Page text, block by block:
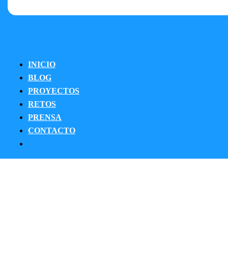
INICIO
BLOG
PROYECTOS
RETOS
PRENSA
CONTACTO